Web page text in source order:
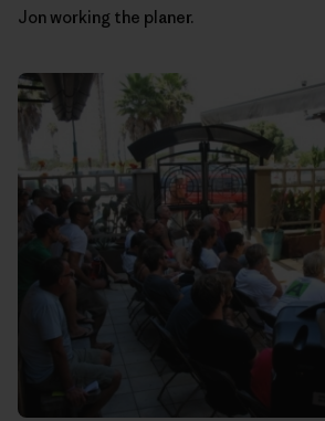
Jon working the planer.